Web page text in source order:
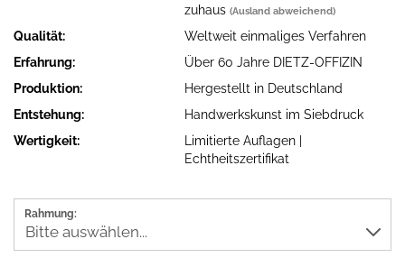
zuhaus(Ausland abweichend)
Qualität:
Weltweit einmaliges Verfahren
Erfahrung:
Über 60 Jahre DIETZ-OFFIZIN
Produktion:
Hergestellt in Deutschland
Entstehung:
Handwerkskunst im Siebdruck
Wertigkeit:
Limitierte Auflagen |
Echtheitszertifikat
Rahmung: